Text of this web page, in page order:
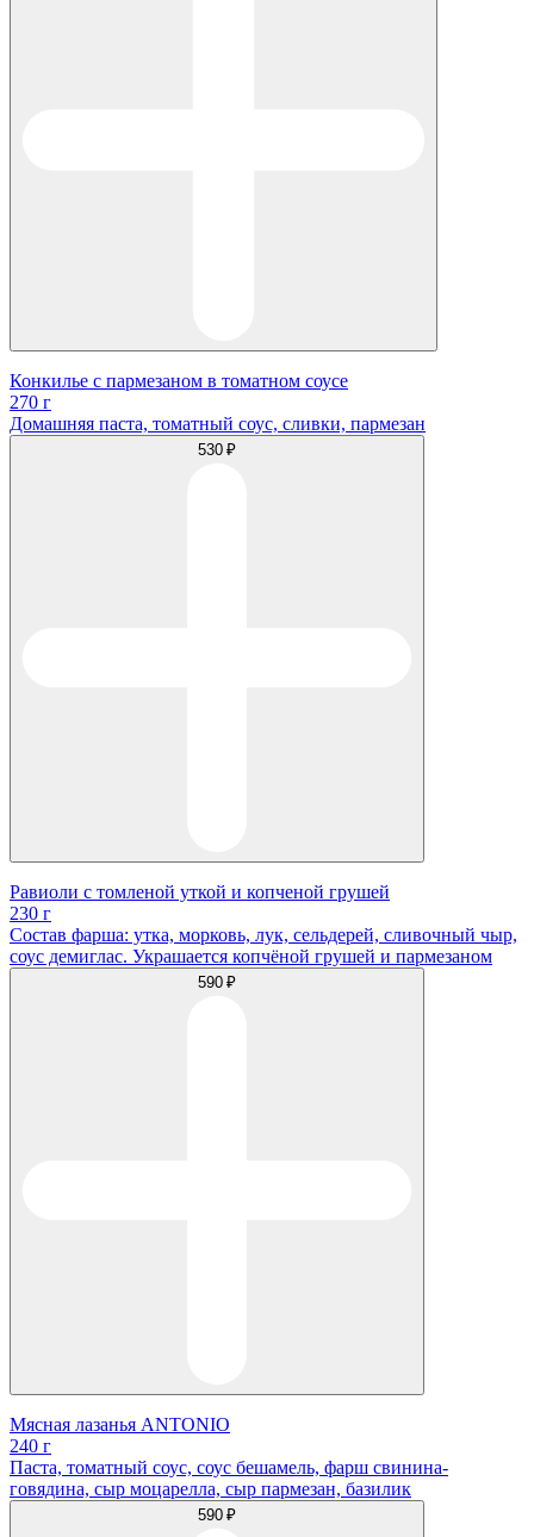
Конкилье с пармезаном в томатном соусе
270 г
Домашняя паста, томатный соус, сливки, пармезан
530 ₽
Равиоли с томленой уткой и копченой грушей
230 г
Состав фарша: утка, морковь, лук, сельдерей, сливочный чыр,
соус демиглас. Украшается копчёной грушей и пармезаном
590 ₽
Мясная лазанья ANTONIO
240 г
Паста, томатный соус, соус бешамель, фарш свинина-
говядина, сыр моцарелла, сыр пармезан, базилик
590 ₽